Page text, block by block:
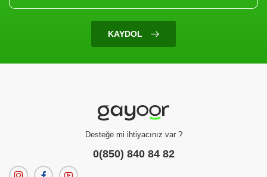
Filtrenize Uygun
Ürün Bulunamadı
KAYDOL
Desteğe mi ihtiyacınız var ?
0(850) 840 84 82